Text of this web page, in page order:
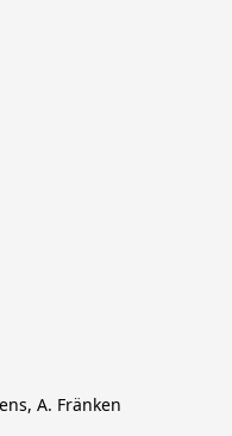
A. Fränken